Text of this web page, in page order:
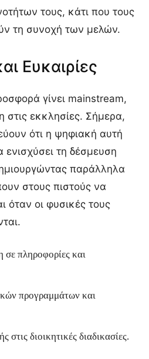
τους, κάτι που τους
τη συνοχή των μελών.
Ευκαιρίες
γίνει mainstream,
στις εκκλησίες. Σήμερα,
ότι η ψηφιακή αυτή
ενισχύσει τη δέσμευση
παράλληλα
στους πιστούς να
οι φυσικές τους
πληροφορίες και
προγραμμάτων και
διοικητικές διαδικασίες.